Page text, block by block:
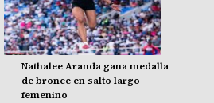
Nathalee Aranda gana medalla
de bronce en salto largo
femenino